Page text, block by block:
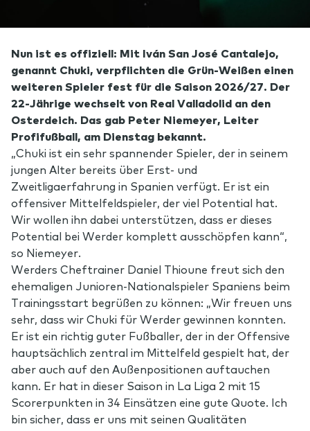
Nun ist es offiziell: Mit Iván San José Cantalejo,
genannt Chuki, verpflichten die Grün-Weißen einen
weiteren Spieler fest für die Saison 2026/27. Der
22-Jährige wechselt von Real Valladolid an den
Osterdeich. Das gab Peter Niemeyer, Leiter
Profifußball, am Dienstag bekannt.
„Chuki ist ein sehr spannender Spieler, der in seinem
jungen Alter bereits über Erst- und
Zweitligaerfahrung in Spanien verfügt. Er ist ein
offensiver Mittelfeldspieler, der viel Potential hat.
Wir wollen ihn dabei unterstützen, dass er dieses
Potential bei Werder komplett ausschöpfen kann“,
so Niemeyer.
Werders Cheftrainer Daniel Thioune freut sich den
ehemaligen Junioren-Nationalspieler Spaniens beim
Trainingsstart begrüßen zu können: „Wir freuen uns
sehr, dass wir Chuki für Werder gewinnen konnten.
Er ist ein richtig guter Fußballer, der in der Offensive
hauptsächlich zentral im Mittelfeld gespielt hat, der
aber auch auf den Außenpositionen auftauchen
kann. Er hat in dieser Saison in La Liga 2 mit 15
Scorerpunkten in 34 Einsätzen eine gute Quote. Ich
bin sicher, dass er uns mit seinen Qualitäten